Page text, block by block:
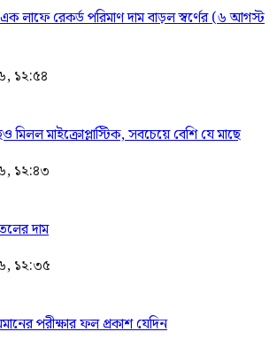
লাফে রেকর্ড পরিমাণ দাম বাড়ল স্বর্ণের (৬ আগস্ট
১২:৫৪
মিলল মাইক্রোপ্লাস্টিক, সবচেয়ে বেশি যে মাছে
১২:৪৩
দাম
১২:৩৫
পরীক্ষার ফল প্রকাশ যেদিন